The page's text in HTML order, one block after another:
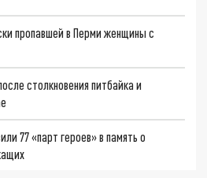
пропавшей в Перми женщины с
столкновения питбайка и
77 «парт героев» в память о